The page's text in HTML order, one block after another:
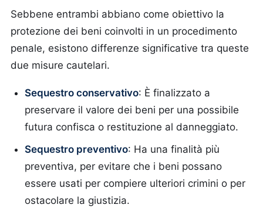
Sebbene entrambi abbiano come obiettivo la
protezione dei beni coinvolti in un procedimento
penale, esistono differenze significative tra queste
due misure cautelari.
Sequestro conservativo: È finalizzato a
preservare il valore dei beni per una possibile
futura confisca o restituzione al danneggiato.
Sequestro preventivo: Ha una finalità più
preventiva, per evitare che i beni possano
essere usati per compiere ulteriori crimini o per
ostacolare la giustizia.